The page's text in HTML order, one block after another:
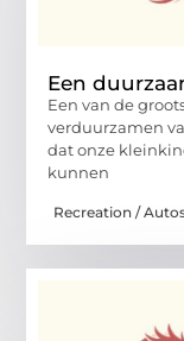
Een
Een van de
verduurzamen
dat onze
kunnen
Recreation /